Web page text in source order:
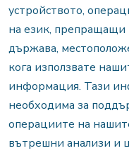
устройството,
на език, препращащи
държава,
кога използвате
информация. Тази
необходима за
операциите на
вътрешни анализи и